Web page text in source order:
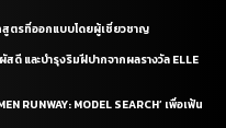
สูตรที่ออกแบบโดยผู้เชี่ยวชาญ
และบำรุงริมฝีปากจากผลรางวัล ELLE
RUNWAY: MODEL SEARCH’ เพื่อเฟ้น